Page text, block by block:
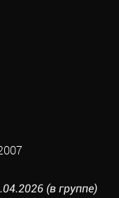
(в группе)